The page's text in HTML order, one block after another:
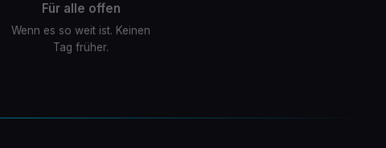
Für alle offen
Wenn es so weit ist. Keinen
Tag früher.